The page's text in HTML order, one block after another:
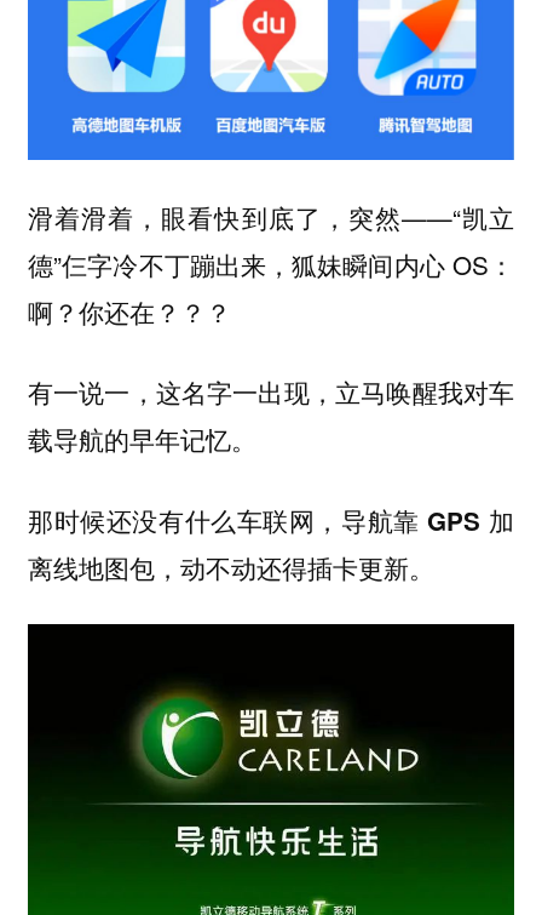
滑着滑着，眼看快到底了，突然——“凯立
德”仨字冷不丁蹦出来，狐妹瞬间内心 OS：
啊？你还在？？？
有一说一，这名字一出现，立马唤醒我对车
载导航的早年记忆。
那时候还没有什么车联网，导航靠 GPS 加
离线地图包，动不动还得插卡更新。